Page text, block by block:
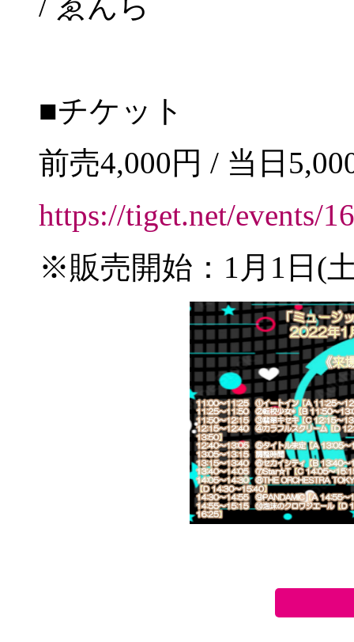
■チケット
前売4,000円 / 当日
https://tiget.net/events/
※販売開始：1月1日(